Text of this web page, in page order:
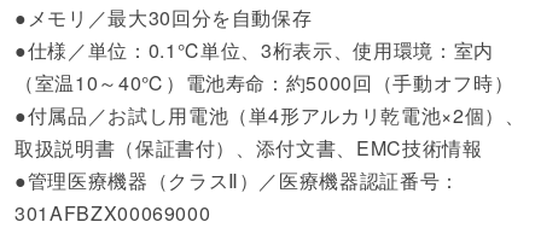
●メモリ／最大30回分を自動保存
●仕様／単位：0.1℃単位、3桁表示、使用環境：室内
（室温10～40℃）電池寿命：約5000回（手動オフ時）
●付属品／お試し用電池（単4形アルカリ乾電池×2個）、
取扱説明書（保証書付）、添付文書、EMC技術情報
●管理医療機器（クラスⅡ）／医療機器認証番号：
301AFBZX00069000